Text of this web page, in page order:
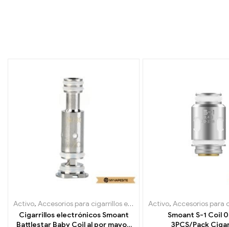
Activo, Accesorios para cigarrillos electrónicos ,Evaporador
Cigarrillos electrónicos Smoant
Battlestar Baby Coil al por mayor,
Activo, Accesorios para
Smoant S-1 Coil
3PCS/Pack